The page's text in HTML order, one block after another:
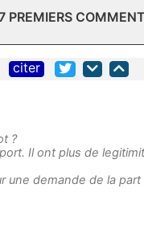
PREMIERS
citer
?
Il ont plus de
une demande de la part